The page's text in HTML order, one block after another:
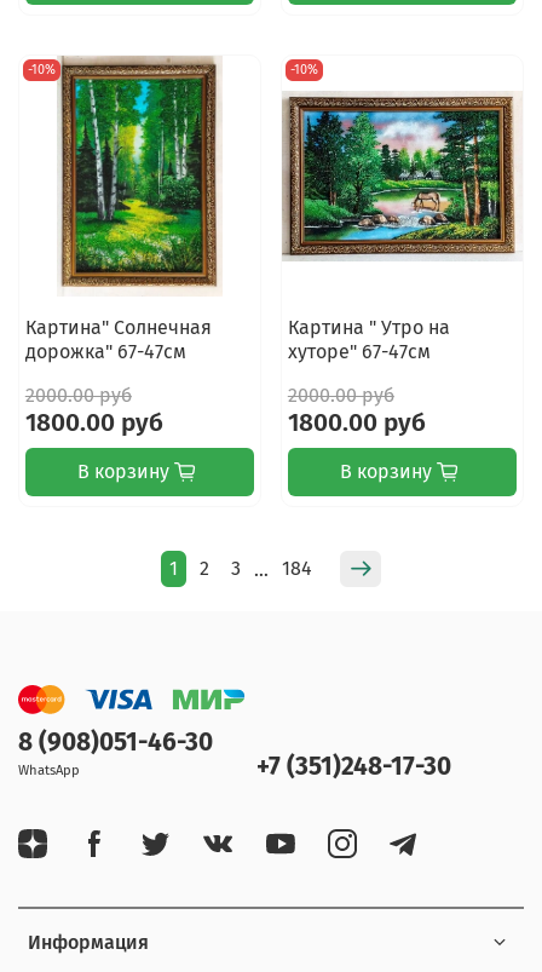
-10%
Картина" Солнечная
дорожка" 67-47см
2000.00 руб
1800.00 руб
В корзину
-10%
Картина " Утро на
хуторе" 67-47см
2000.00 руб
1800.00 руб
В корзину
1 2 3 … 184
Информация
8 (908)051-46-30
WhatsApp +7 (351)248-17-30